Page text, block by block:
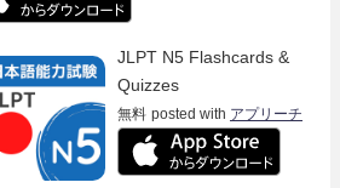
JLPT N5 Flashcards &
Quizzes
無料 posted with アプリーチ